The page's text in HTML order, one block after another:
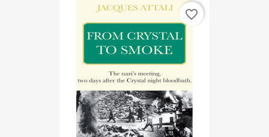
favorite_border